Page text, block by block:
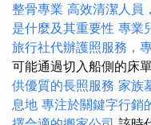
整骨專業 高效清潔人員
是什麼及其重要性 專業
旅行社代辦護照服務，
可能通過切入船側的床
供優質的長照服務 家族
息地 專注於關鍵字行銷